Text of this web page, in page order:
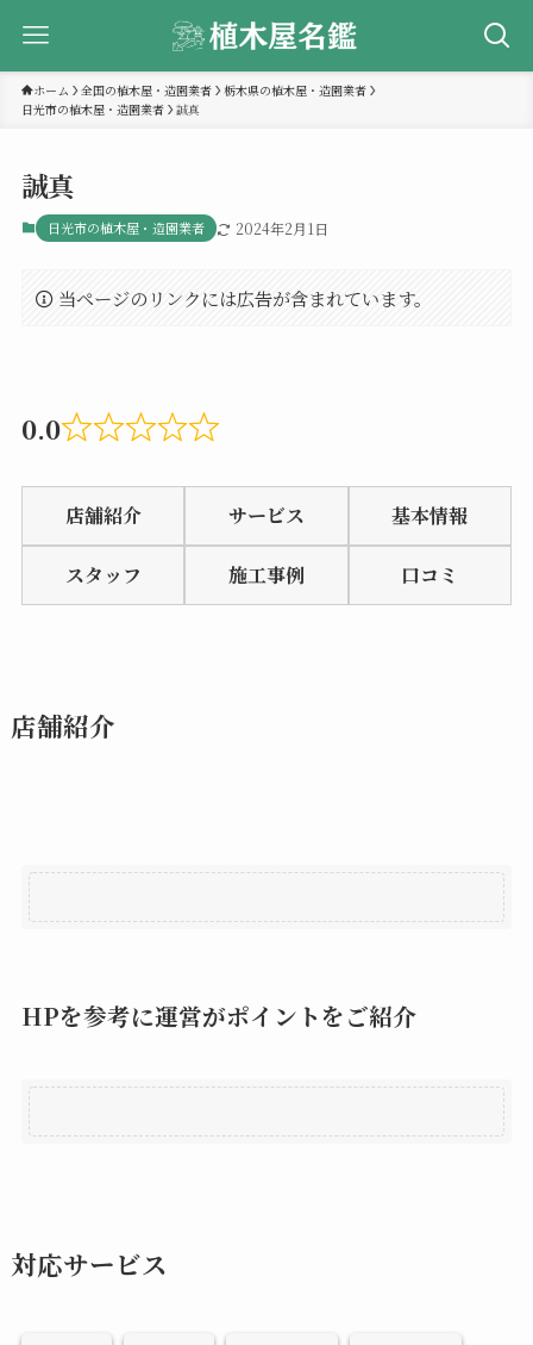
ホーム 全国の植木屋・造園業者
栃木県の植木屋・造園業者
日光市の植木屋・造園業者
誠真
誠真
日光市の植木屋・造園業者 2024年2月1日
当ページのリンクには広告が含まれています。
0.0
Rated
0.0
out
5
店舗紹介 サービス 基本情報
スタッフ 施工事例 口コミ
店舗紹介
HPを参考に運営がポイントをご紹介
対応サービス